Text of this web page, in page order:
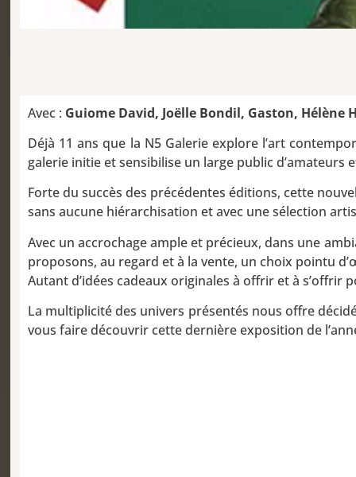
Avec : Guiome David, Joëlle Bondil, Gaston,
Déjà 11 ans que la N5 Galerie explore l’art
galerie initie et sensibilise un large public d’amateurs
Forte du succès des précédentes éditions, cette
sans aucune hiérarchisation et avec une sélection
Avec un accrochage ample et précieux, dans une
proposons, au regard et à la vente, un choix pointu
Autant d’idées cadeaux originales à offrir et à s’offrir
La multiplicité des univers présentés nous offre
vous faire découvrir cette dernière exposition de